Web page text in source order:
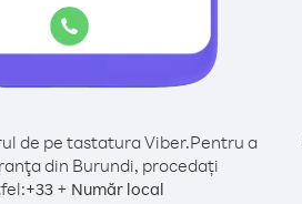
de pe tastatura Viber.Pentru a
din Burundi, procedați
+33+ Număr local